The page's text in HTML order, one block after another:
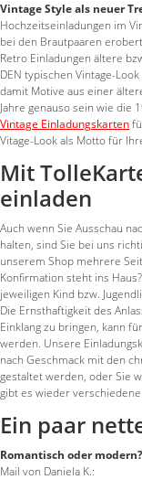
Vintage Style als neuer
Hochzeitseinladungen im
bei den Brautpaaren
Retro Einladungen ältere
DEN typischen Vintage-
damit Motive aus einer
Jahre genauso sein wie die
Vintage Einladungskarten
Vitage-Look als Motto für
Mit
einladen
Auch wenn Sie Ausschau
halten, sind Sie bei uns
unserem Shop mehrere
Konfirmation steht ins
jeweiligen Kind bzw.
Die Ernsthaftigkeit des
Einklang zu bringen, kann
werden. Unsere
nach Geschmack mit den
gestaltet werden, oder Sie
gibt es wieder
Ein paar
Romantisch oder modern?
Mail von Daniela K.: